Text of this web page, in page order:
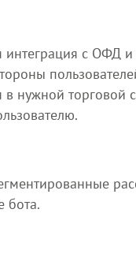
интеграция с ОФД
нужной торговой
бота.